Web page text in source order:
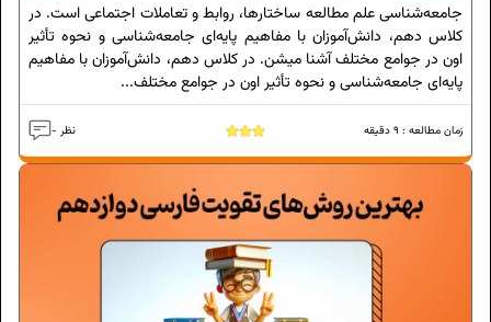
جامعه‌شناسی علم مطالعه ساختارها، روابط و تعاملات اجتماعی است. در
کلاس دهم، دانش‌آموزان با مفاهیم پایه‌ای جامعه‌شناسی و نحوه تأثیر
اون در جوامع مختلف آشنا میشن. در کلاس دهم، دانش‌آموزان با مفاهیم
پایه‌ای جامعه‌شناسی و نحوه تأثیر اون در جوامع مختلف...
- نظر زمان مطالعه : 9 دقیقه